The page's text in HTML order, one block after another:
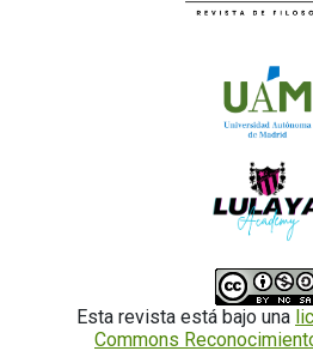
Esta revista está bajo una
Commons